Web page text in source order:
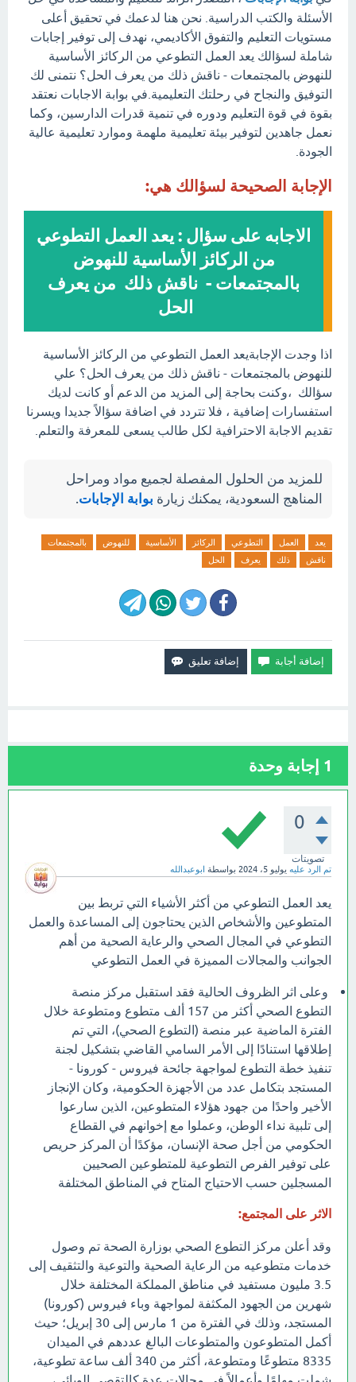
الأسئلة والكتب الدراسية. نحن هنا لدعمك في تحقيق أعلى
مستويات التعليم والتفوق الأكاديمي، نهدف إلى توفير إجابات
شاملة لسؤالك يعد العمل التطوعي من الركائز الأساسية
للنهوض بالمجتمعات - ناقش ذلك من يعرف الحل؟ نتمنى لك
التوفيق والنجاح في رحلتك التعليمية.في بوابة الاجابات نعتقد
بقوة في قوة التعليم ودوره في تنمية قدرات الدارسين، وكما
نعمل جاهدين لتوفير بيئة تعليمية ملهمة وموارد تعليمية عالية
الجودة.
الإجابة الصحيحة لسؤالك هي:
الاجابه على سؤال : يعد العمل التطوعي
من الركائز الأساسية للنهوض
بالمجتمعات - ناقش ذلك من يعرف
الحل
اذا وجدت الإجابةيعد العمل التطوعي من الركائز الأساسية
للنهوض بالمجتمعات - ناقش ذلك من يعرف الحل؟ علي
سؤالك ،وكنت بحاجة إلى المزيد من الدعم أو كانت لديك
استفسارات إضافية ، فلا تتردد في اضافة سؤالاً جديدا ويسرنا
تقديم الاجابة الاحترافية لكل طالب يسعى للمعرفة والتعلم.
للمزيد من الحلول المفصلة لجميع مواد ومراحل
المناهج السعودية، يمكنك زيارة بوابة الإجابات.
يعد العمل التطوعي الركائز الأساسية للنهوض
بالمجتمعات
ناقش
ذلك يعرف الحل
1 إجابة وحدة
0
تصويتات
تم الرد عليه يوليو 5، 2024 بواسطة ابوعبدالله
يعد العمل التطوعي من أكثر الأشياء التي تربط بين
المتطوعين والأشخاص الذين يحتاجون إلى المساعدة والعمل
التطوعي في المجال الصحي والرعاية الصحية من أهم
الجوانب والمجالات المميزة في العمل التطوعي
وعلى اثر الظروف الحالية فقد استقبل مركز منصة
التطوع الصحي أكثر من 157 ألف متطوع ومتطوعة خلال
الفترة الماضية عبر منصة (التطوع الصحي)، التي تم
إطلاقها استنادًا إلى الأمر السامي القاضي بتشكيل لجنة
تنفيذ خطة التطوع لمواجهة جائحة فيروس - كورونا -
المستجد بتكامل عدد من الأجهزة الحكومية، وكان الإنجاز
الأخير واحدًا من جهود هؤلاء المتطوعين، الذين سارعوا
إلى تلبية نداء الوطن، وعملوا مع إخوانهم في القطاع
الحكومي من أجل صحة الإنسان، مؤكدًا أن المركز حريص
على توفير الفرص التطوعية للمتطوعين الصحيين
المسجلين حسب الاحتياج المتاح في المناطق المختلفة
الاثر على المجتمع:
وقد أعلن مركز التطوع الصحي بوزارة الصحة تم وصول
خدمات متطوعيه من الرعاية الصحية والتوعية والتثقيف إلى
3.5 مليون مستفيد في مناطق المملكة المختلفة خلال
شهرين من الجهود المكثفة لمواجهة وباء فيروس (كورونا)
المستجد، وذلك في الفترة من 1 مارس إلى 30 إبريل؛ حيث
أكمل المتطوعون والمتطوعات البالغ عددهم في الميدان
8335 متطوعًا ومتطوعة، أكثر من 340 ألف ساعة تطوعية،